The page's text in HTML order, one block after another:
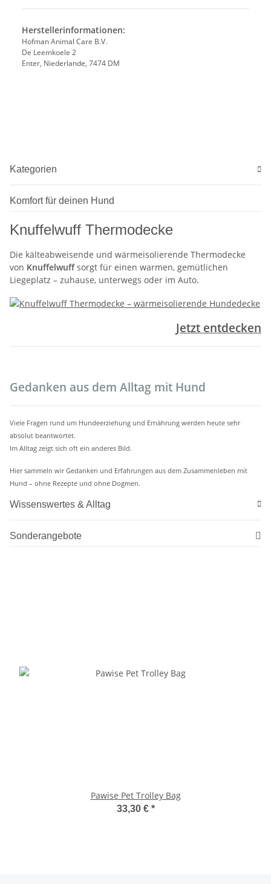
Herstellerinformationen:
Hofman Animal Care B.V.
De Leemkoele 2
Enter, Niederlande, 7474 DM
Kategorien
Komfort für deinen Hund
Knuffelwuff Thermodecke
Die kälteabweisende und wärmeisolierende Thermodecke
von Knuffelwuffsorgt für einen warmen, gemütlichen
Liegeplatz – zuhause, unterwegs oder im Auto.
Jetzt entdecken
Gedanken aus dem Alltag mit Hund
Viele Fragen rund um Hundeerziehung und Ernährung werden heute sehr
absolut beantwortet.
Im Alltag zeigt sich oft ein anderes Bild.
Hier sammeln wir Gedanken und Erfahrungen aus dem Zusammenleben mit
Hund – ohne Rezepte und ohne Dogmen.
Wissenswertes & Alltag
Sonderangebote
Pawise Pet Trolley Bag
33,30 € *